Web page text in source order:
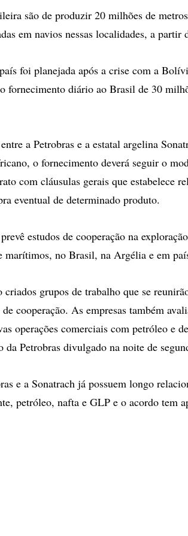
são de produzir 20 milhões de
em navios nessas localidades, a partir
foi planejada após a crise com a
fornecimento diário ao Brasil de 30
a Petrobras e a estatal argelina
o fornecimento deverá seguir o
com cláusulas gerais que estabelece
eventual de determinado produto.
estudos de cooperação na
marítimos, no Brasil, na Argélia e em
criados grupos de trabalho que se
cooperação. As empresas também
operações comerciais com petróleo e
Petrobras divulgado na noite de
e a Sonatrach já possuem longo
petróleo, nafta e GLP e o acordo tem